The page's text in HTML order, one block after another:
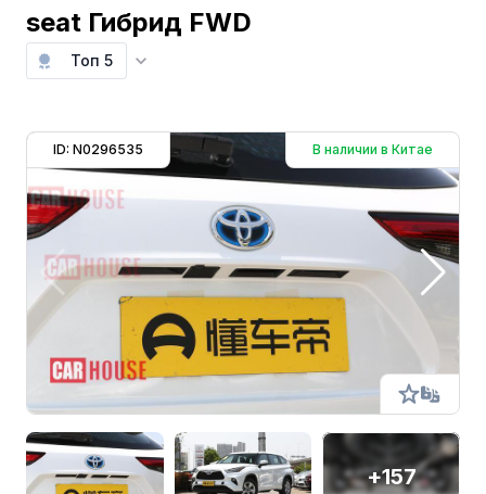
seat Гибрид FWD
Топ 5
ID: N0296535 В наличии в Китае
+157